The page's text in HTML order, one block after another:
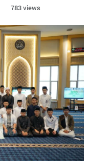
783 views